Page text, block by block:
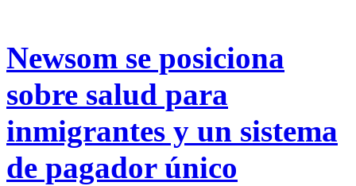
Newsom se posiciona
sobre salud para
inmigrantes y un sistema
de pagador único